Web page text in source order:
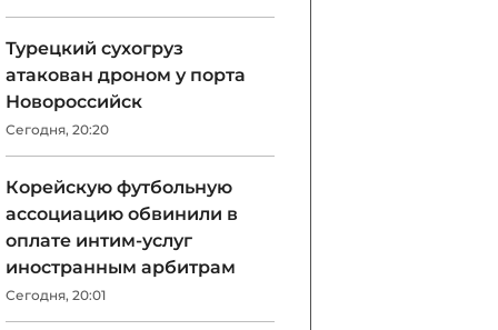
Турецкий сухогруз
атакован дроном у порта
Новороссийск
Сегодня, 20:20
Корейскую футбольную
ассоциацию обвинили в
оплате интим-услуг
иностранным арбитрам
Сегодня, 20:01